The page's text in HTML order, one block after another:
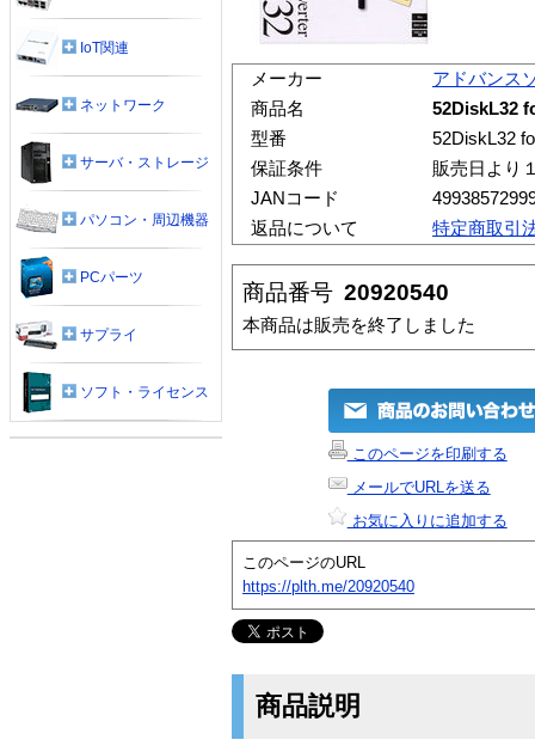
メーカー
アドバンス
商品名
52DiskL32
型番
52DiskL32
保証条件
販売日より
JANコード
返品について
特定商取引
商品番号 20920540
本商品は販売を終了しました
このページを印刷する
メールでURLを送る
お気に入りに追加する
このページのURL
https://plth.me/20920540
商品説明
IoT関連
ネットワーク
サーバ・ストレージ
パソコン・周辺機器
PCパーツ
サプライ
ソフト・ライセンス